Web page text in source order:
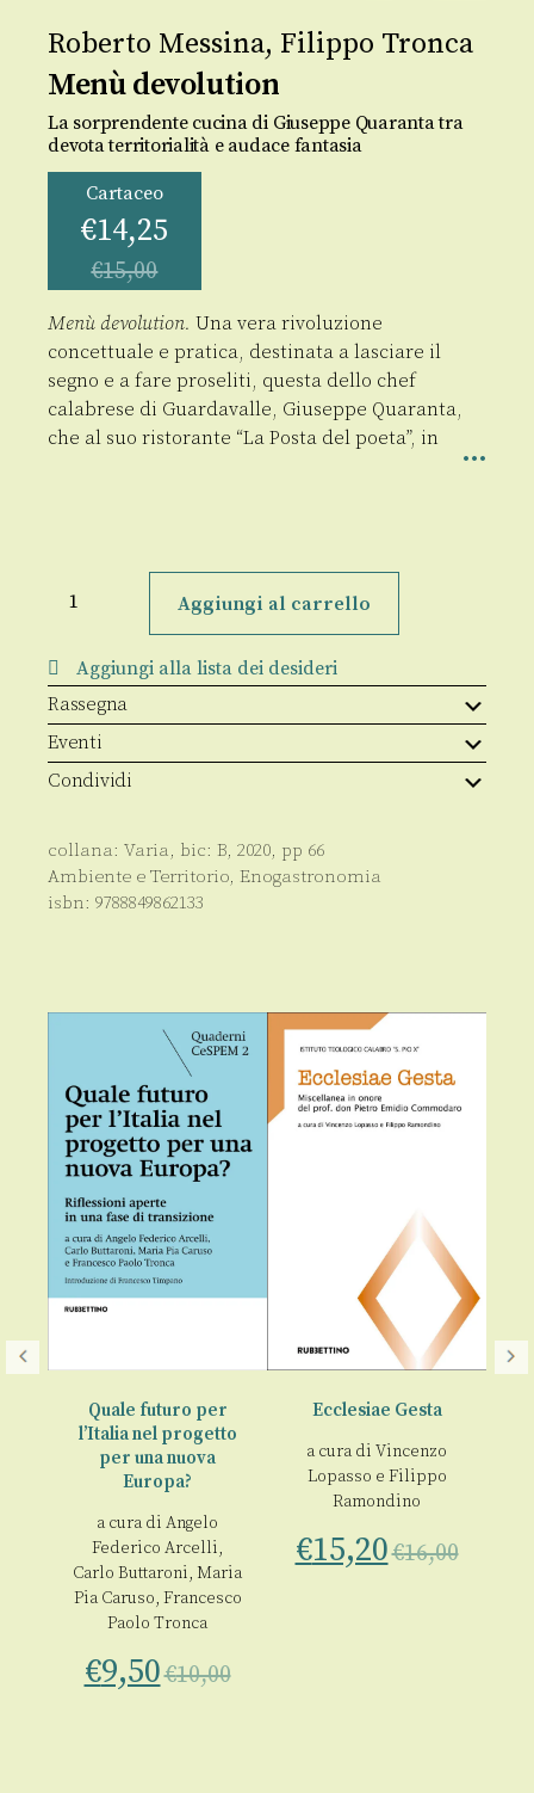
Roberto Messina, Filippo Tronca
Menù devolution
La sorprendente cucina di Giuseppe Quaranta tra
devota territorialità e audace fantasia
Cartaceo
€14,25
€15,00
Menù devolution. Una vera rivoluzione
concettuale e pratica, destinata a lasciare il
segno e a fare proseliti, questa dello chef
calabrese di Guardavalle, Giuseppe Quaranta,
che al suo ristorante “La Posta del poeta”, in
devolution
Aggiungi al carrello
Aggiungi alla lista dei desideri
Rassegna
Eventi
Condividi
collana: Varia, bic: B, 2020, pp 66
Ambiente e Territorio, Enogastronomia
isbn: 9788849862133
Quale futuro per
l’Italia nel progetto
per una nuova
Europa?
a cura di Angelo
Federico Arcelli,
Carlo Buttaroni, Maria
Pia Caruso, Francesco
Paolo Tronca
€9,50€10,00
Ecclesiae Gesta
a cura di Vincenzo
Lopasso e Filippo
Ramondino
€15,20€16,00